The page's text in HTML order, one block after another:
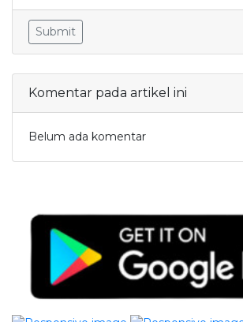
Submit
Komentar pada artikel ini
Belum ada komentar